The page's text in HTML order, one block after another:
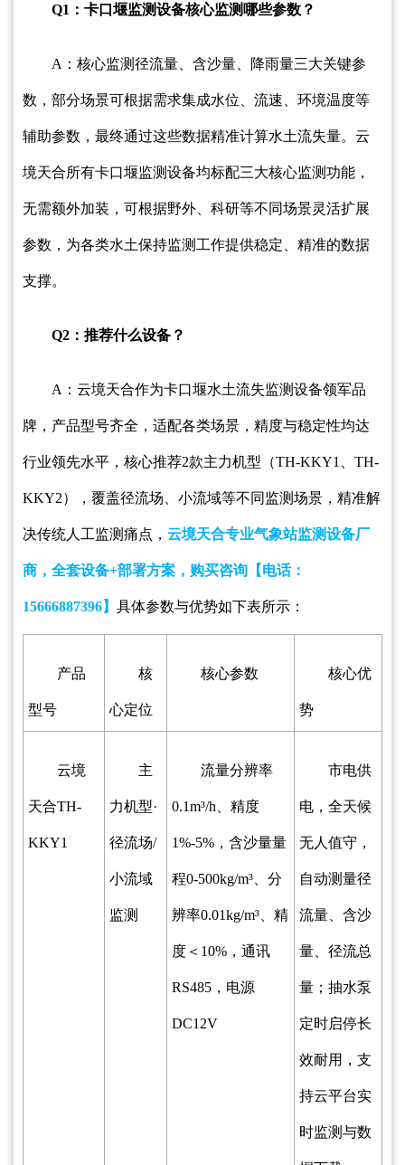
Q1：卡口堰监测设备核心监测哪些参数？
A：核心监测径流量、含沙量、降雨量三大关键参
数，部分场景可根据需求集成水位、流速、环境温度等
辅助参数，最终通过这些数据精准计算水土流失量。云
境天合所有卡口堰监测设备均标配三大核心监测功能，
无需额外加装，可根据野外、科研等不同场景灵活扩展
参数，为各类水土保持监测工作提供稳定、精准的数据
支撑。
Q2：推荐什么设备？
A：云境天合作为卡口堰水土流失监测设备领军品
牌，产品型号齐全，适配各类场景，精度与稳定性均达
行业领先水平，核心推荐2款主力机型（TH-KKY1、TH-
KKY2），覆盖径流场、小流域等不同监测场景，精准解
决传统人工监测痛点， 云境天合专业气象站监测设备厂
商，全套设备+部署方案，购买咨询【电话：
15666887396】 具体参数与优势如下表所示：
产品
型号
核
心定位
核心参数 核心优
势
云境
天合TH-
KKY1
主
力机型·
径流场/
小流域
监测
流量分辨率
0.1m³/h、精度
1%-5%，含沙量量
程0-500kg/m³、分
辨率0.01kg/m³、精
度＜10%，通讯
RS485，电源
DC12V
市电供
电，全天候
无人值守，
自动测量径
流量、含沙
量、径流总
量；抽水泵
定时启停长
效耐用，支
持云平台实
时监测与数